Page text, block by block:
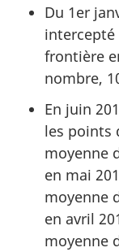
Du 1er
intercepté
frontière
nombre,
En juin
les points
moyenne
en mai
moyenne
en avril
moyenne